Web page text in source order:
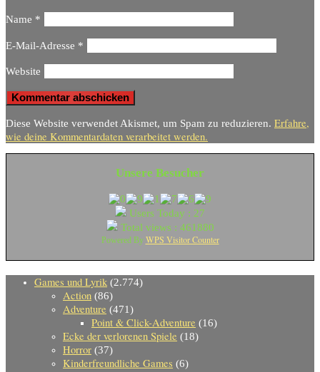
Name *
E-Mail-Adresse *
Website
Diese Website verwendet Akismet, um Spam zu reduzieren. Erfahre,
wie deine Kommentardaten verarbeitet werden.
Unsere Besucher
Users Today : 27
Total views : 461880
Powered By WPS Visitor Counter
Games und Lyrik (2.774)
Action (86)
Adventure (471)
Point & Click-Adventure (16)
Ecke der verlorenen Spiele (18)
Horror (37)
Kinderfreundliche Games (6)